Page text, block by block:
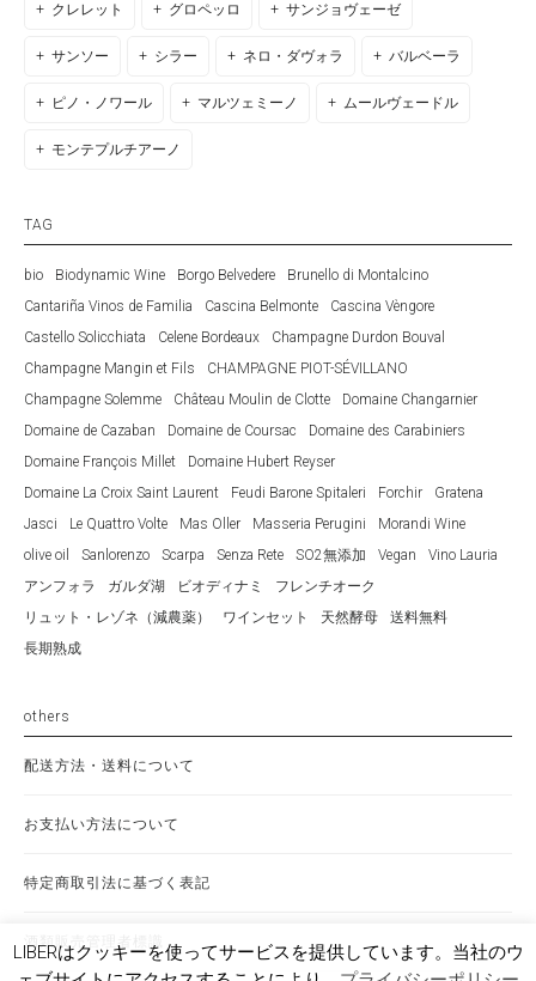
クレレット グロペッロ サンジョヴェーゼ
サンソー シラー ネロ・ダヴォラ バルベーラ
ピノ・ノワール マルツェミーノ ムールヴェードル
モンテプルチアーノ
TAG
bio Biodynamic Wine Borgo Belvedere
Brunello di Montalcino
Cantariña Vinos de Familia
Cascina Belmonte
Cascina Vèngore
Castello Solicchiata
Celene Bordeaux
Champagne Durdon Bouval
Champagne Mangin et Fils
CHAMPAGNE PIOT-SÉVILLANO
Champagne Solemme
Château Moulin de Clotte
Domaine Changarnier
Domaine de Cazaban
Domaine de Coursac
Domaine des Carabiniers
Domaine François Millet
Domaine Hubert Reyser
Domaine La Croix Saint Laurent
Feudi Barone Spitaleri Forchir
Gratena
Jasci
Le Quattro Volte Mas Oller Masseria Perugini
Morandi Wine
olive oil
Sanlorenzo Scarpa Senza Rete SO2無添加 Vegan
Vino Lauria
アンフォラ
ガルダ湖 ビオディナミ
フレンチオーク
リュット・レゾネ（減農薬）
ワインセット 天然酵母
送料無料
長期熟成
others
配送方法・送料について
お支払い方法について
特定商取引法に基づく表記
酒類販売管理者標識
LIBERはクッキーを使ってサービスを提供しています。当社のウ